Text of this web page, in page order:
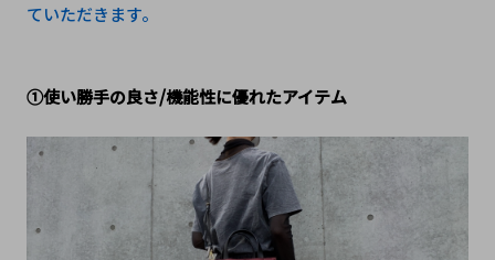
ていただきます。
①使い勝手の良さ/機能性に優れたアイテム